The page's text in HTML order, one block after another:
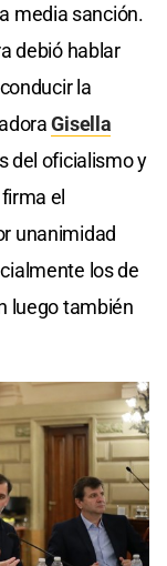
media sanción.
debió hablar
la
Gisella
del oficialismo y
el
unanimidad
los de
luego también